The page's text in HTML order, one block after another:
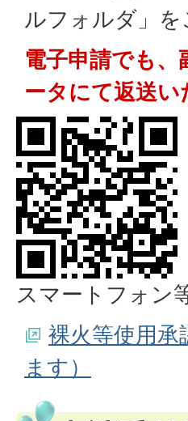
ルフォルダ」を
電子申請でも、
ータにて返送
スマートフォン
裸火等使用承
ます）